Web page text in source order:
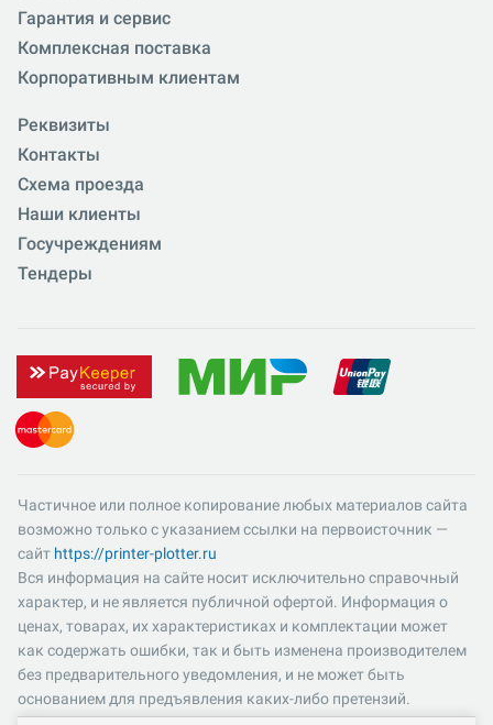
Гарантия и сервис
Комплексная поставка
Корпоративным клиентам
Реквизиты
Контакты
Схема проезда
Наши клиенты
Госучреждениям
Тендеры
Частичное или полное копирование любых материалов сайта
возможно только с указанием ссылки на первоисточник —
сайт https://printer-plotter.ru
Вся информация на сайте носит исключительно справочный
характер, и не является публичной офертой. Информация о
ценах, товарах, их характеристиках и комплектации может
как содержать ошибки, так и быть изменена производителем
без предварительного уведомления, и не может быть
основанием для предъявления каких-либо претензий.